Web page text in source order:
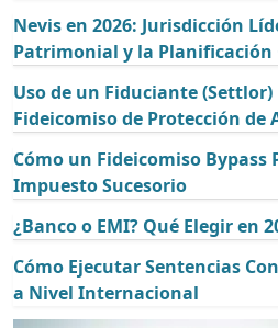
Nevis en 2026: Jurisdicción
Patrimonial y la Planificación
Uso de un Fiduciante
Fideicomiso de Protección de
Cómo un Fideicomiso Bypass
Impuesto Sucesorio
¿Banco o EMI? Qué Elegir en
Cómo Ejecutar Sentencias
a Nivel Internacional